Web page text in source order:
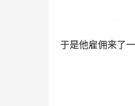
于是他雇佣来了